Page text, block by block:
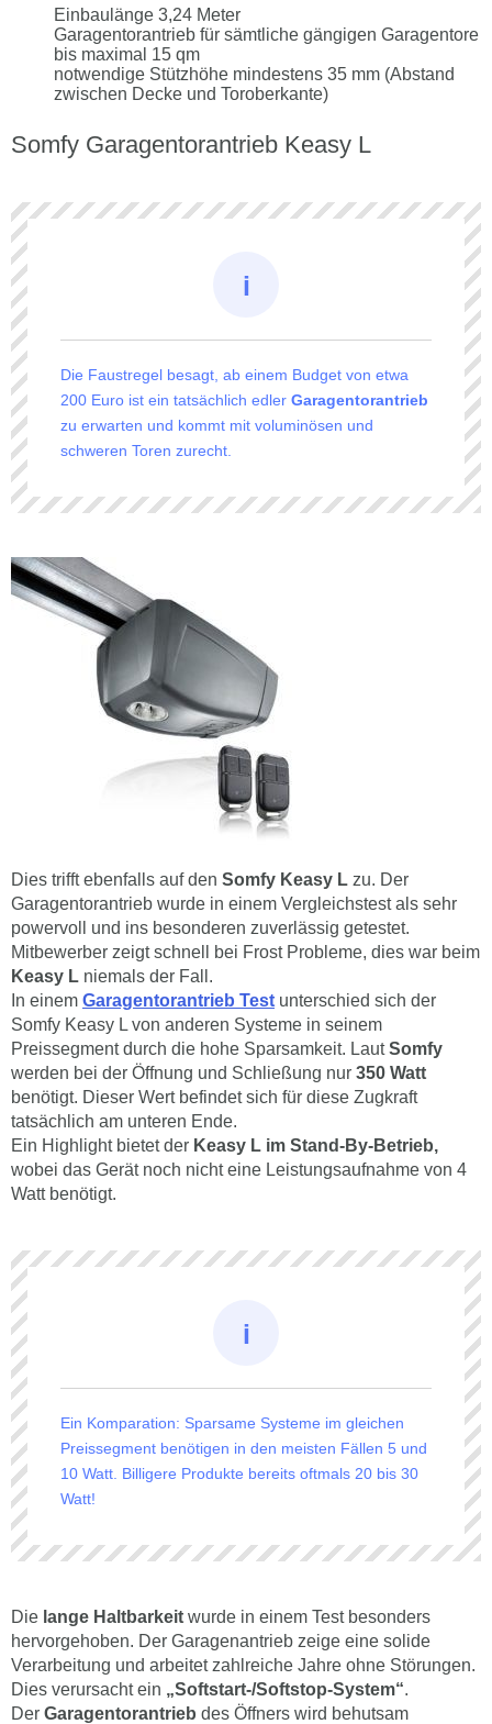
Einbaulänge 3,24 Meter
Garagentorantrieb für sämtliche gängigen Garagentore
bis maximal 15 qm
notwendige Stützhöhe mindestens 35 mm (Abstand
zwischen Decke und Toroberkante)
Somfy Garagentorantrieb Keasy L
Die Faustregel besagt, ab einem Budget von etwa
200 Euro ist ein tatsächlich edler Garagentorantrieb
zu erwarten und kommt mit voluminösen und
schweren Toren zurecht.
Dies trifft ebenfalls auf den Somfy Keasy L zu. Der
Garagentorantrieb wurde in einem Vergleichstest als sehr
powervoll und ins besonderen zuverlässig getestet.
Mitbewerber zeigt schnell bei Frost Probleme, dies war beim
Keasy L niemals der Fall.
In einem Garagentorantrieb Test unterschied sich der
Somfy Keasy L von anderen Systeme in seinem
Preissegment durch die hohe Sparsamkeit. LautSomfy
werden bei der Öffnung und Schließung nur 350 Watt
benötigt. Dieser Wert befindet sich für diese Zugkraft
tatsächlich am unteren Ende.
Ein Highlight bietet der Keasy L im Stand-By-Betrieb,
wobei das Gerät noch nicht eine Leistungsaufnahme von 4
Watt benötigt.
Ein Komparation: Sparsame Systeme im gleichen
Preissegment benötigen in den meisten Fällen 5 und
10 Watt. Billigere Produkte bereits oftmals 20 bis 30
Watt!
Die lange Haltbarkeit wurde in einem Test besonders
hervorgehoben. Der Garagenantrieb zeige eine solide
Verarbeitung und arbeitet zahlreiche Jahre ohne Störungen.
Dies verursacht ein „Softstart-/Softstop-System“.
Der Garagentorantrieb des Öffners wird behutsam